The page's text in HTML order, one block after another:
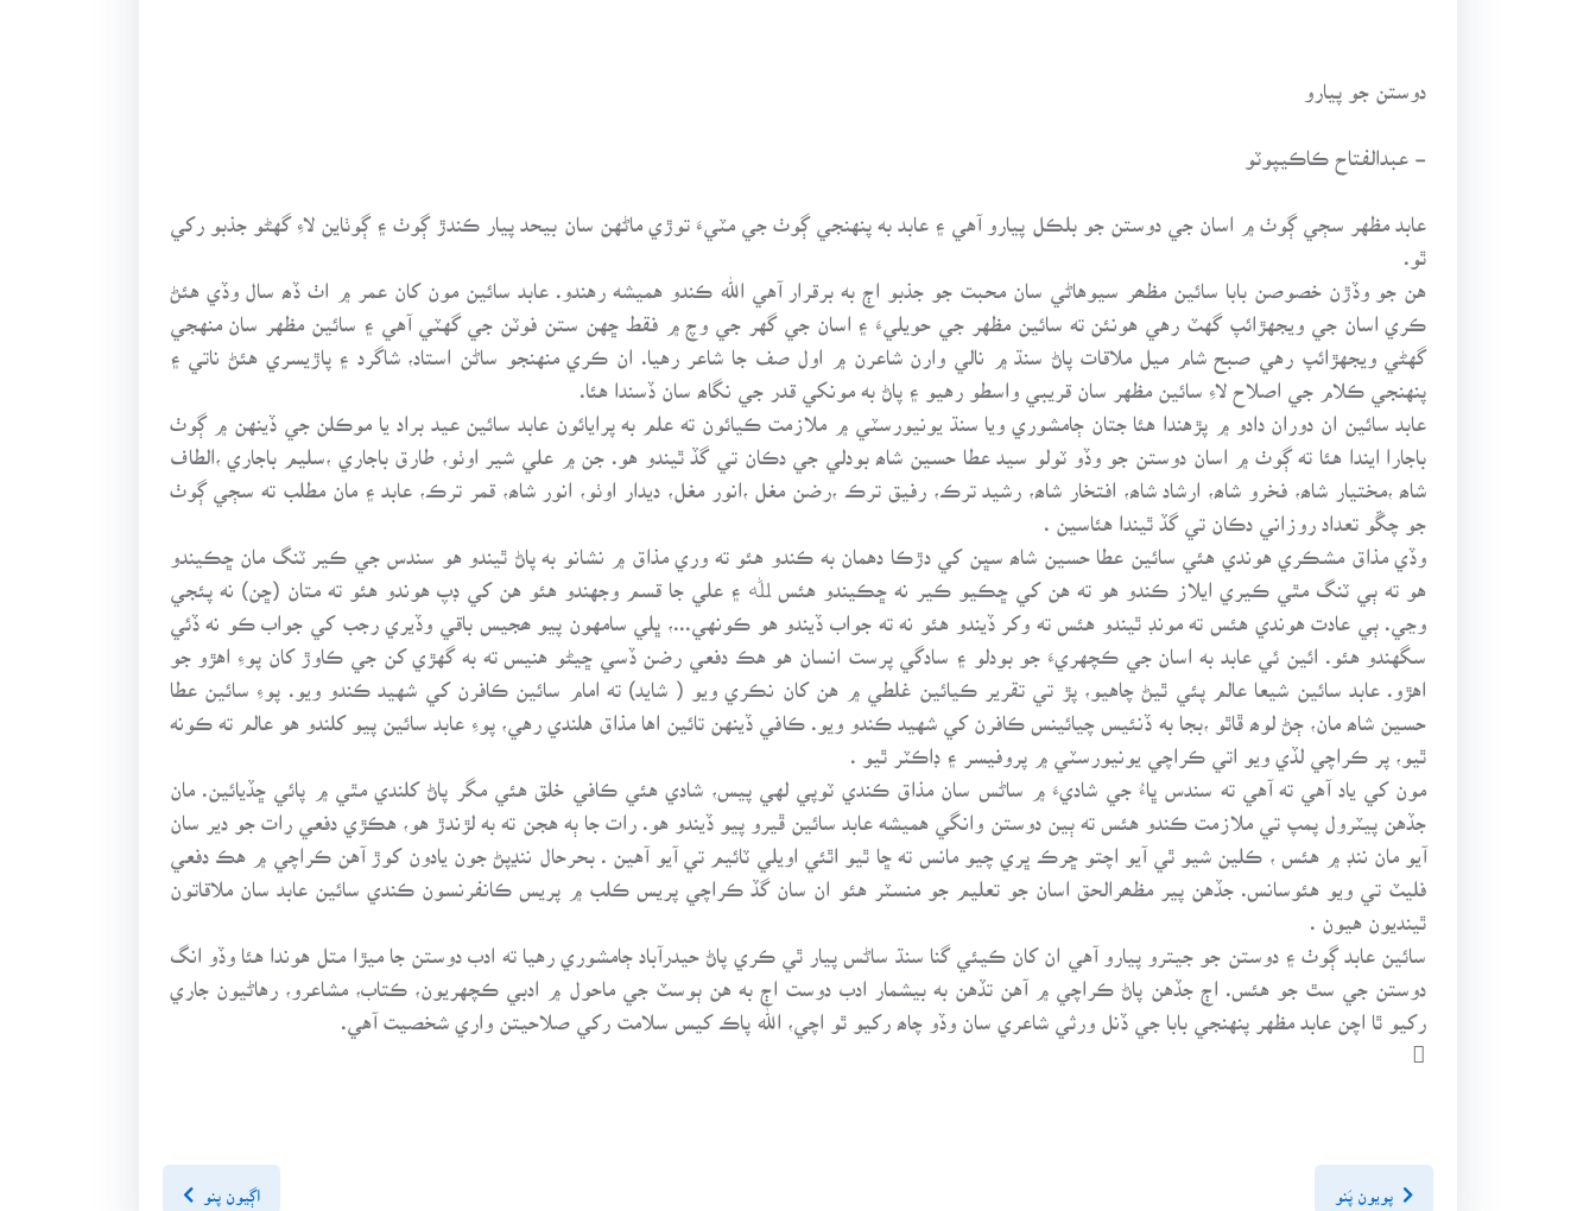
دوستن جو پيارو
- عبدالفتاح ڪاڪيپوٽو
عابد مظهر سڄي ڳوٺ ۾ اسان جي دوستن جو بلڪل پيارو آهي ۽ عابد به پنهنجي ڳوٺ جي مٽيءَ توڙي ماڻهن سان بيحد پيار ڪندڙ ڳوٺ ۽ ڳوٺاين لاءِ گهڻو جذبو رکي
ٿو.
هن جو وڏڙن خصوصن بابا سائين مظھر سيوهاڻي سان محبت جو جذبو اڄ به برقرار آهي الله ڪندو هميشه رهندو. عابد سائين مون کان عمر ۾ اٺ ڏھ سال وڏي هئڻ
ڪري اسان جي ويجهڙائپ گهٽ رهي هونئن ته سائين مظهر جي حويليءَ ۽ اسان جي گهر جي وچ ۾ فقط ڇهن ستن فوٽن جي گهٽي آهي ۽ سائين مظهر سان منهجي
گهڻي ويجهڙائپ رهي صبح شام ميل ملاقات پاڻ سنڌ ۾ نالي وارن شاعرن ۾ اول صف جا شاعر رهيا. ان ڪري منهنجو ساڻن استاد، شاگرد ۽ پاڙيسري هئڻ ناتي ۽
پنهنجي ڪلام جي اصلاح لاءِ سائين مظهر سان قريبي واسطو رهيو ۽ پاڻ به مونکي قدر جي نگاھ سان ڏسندا هئا.
عابد سائين ان دوران دادو ۾ پڙهندا هئا جتان ڄامشوري ويا سنڌ يونيورسٽي ۾ ملازمت ڪيائون ته علم به پرايائون عابد سائين عيد براد يا موڪلن جي ڏينهن ۾ ڳوٺ
باجارا ايندا هئا ته ڳوٺ ۾ اسان دوستن جو وڏو ٽولو سيد عطا حسين شاھ بودلي جي دڪان تي گڏ ٿيندو هو. جن ۾ علي شير اوٺو، طارق باجاري ،سليم باجاري ،الطاف
شاھ ،مختيار شاھ، فخرو شاھ، ارشاد شاھ، افتخار شاھ، رشيد ترڪ، رفيق ترڪ ،رضن مغل ،انور مغل، ديدار اوٺو، انور شاھ، قمر ترڪ، عابد ۽ مان مطلب ته سڄي ڳوٺ
جو چڱو تعداد روزاني دڪان تي گڏ ٿيندا هئاسين .
وڏي مذاق مشڪري هوندي هئي سائين عطا حسين شاھ سڀن کي دڙڪا دهمان به ڪندو هئو ته وري مذاق ۾ نشانو به پاڻ ٿيندو هو سندس جي ڪير ٽنگ مان ڇڪيندو
هو ته ٻي ٽنگ مٿي ڪيري ايلاز ڪندو هو ته هن کي ڇڪيو ڪير نه ڇڪيندو هئس ﷲ ۽ علي جا قسم وجهندو هئو هن کي ڊپ هوندو هئو ته متان (ڇن) نه پئجي
وڃي. ٻي عادت هوندي هئس ته مونڊ ٿيندو هئس ته وکر ڏيندو هئو نه ته جواب ڏيندو هو ڪونهي...، ڀلي سامهون پيو ھجيس باقي وڏيري رجب کي جواب ڪو نه ڏئي
سگهندو هئو. ائين ئي عابد به اسان جي ڪچهريءَ جو بودلو ۽ سادگي پرست انسان هو هڪ دفعي رضن ڏسي ڇيڻو هنيس ته به گهڙي کن جي ڪاوڙ کان پوءِ اهڙو جو
اهڙو. عابد سائين شيعا عالم پئي ٿيڻ چاهيو، پڙ تي تقرير ڪيائين غلطي ۾ هن کان نڪري ويو ( شايد) ته امام سائين ڪافرن کي شهيد ڪندو ويو. پوءِ سائين عطا
حسين شاھ مان، ڄڻ لوھ ڦاٿو ،بجا به ڏنئيس چيائينس ڪافرن کي شهيد ڪندو ويو. ڪافي ڏينهن تائين اها مذاق هلندي رهي، پوءِ عابد سائين پيو کلندو هو عالم ته ڪونه
ٿيو، پر ڪراچي لڏي ويو اتي ڪراچي يونيورسٽي ۾ پروفيسر ۽ ڊاڪٽر ٿيو .
مون کي ياد آهي ته آهي ته سندس ڀاءُ جي شاديءَ ۾ ساڻس سان مذاق ڪندي ٽوپي لهي پيس، شادي هئي ڪافي خلق هئي مگر پاڻ کلندي مٿي ۾ پائي ڇڏيائين. مان
جڏهن پيٽرول پمپ تي ملازمت ڪندو هئس ته ٻين دوستن وانگي هميشه عابد سائين ڦيرو پيو ڏيندو هو. رات جا ٻه هجن ته به لڙندڙ هو، هڪڙي دفعي رات جو دير سان
آيو مان ننڊ ۾ هئس ، ڪلين شيو ٿي آيو اچتو ڇرڪ ڀري چيو مانس ته ڇا ٿيو اٿئي اويلي ٽائيم تي آيو آهين . بحرحال ننڍپڻ جون يادون کوڙ آهن ڪراچي ۾ هڪ دفعي
فليٽ تي ويو هئوسانس. جڏهن پير مظھرالحق اسان جو تعليم جو منسٽر هئو ان سان گڏ ڪراچي پريس ڪلب ۾ پريس ڪانفرنسون ڪندي سائين عابد سان ملاقاتون
ٿينديون هيون .
سائين عابد ڳوٺ ۽ دوستن جو جيترو پيارو آهي ان کان ڪيئي گنا سنڌ ساڻس پيار ٿي ڪري پاڻ حيدرآباد ڄامشوري رهيا ته ادب دوستن جا ميڙا متل هوندا هئا وڏو انگ
دوستن جي سٿ جو هئس. اڄ جڏهن پاڻ ڪراچي ۾ آهن تڏهن به بيشمار ادب دوست اڄ به هن ٻوسٽ جي ماحول ۾ ادبي ڪچهريون، ڪتاب، مشاعرو، رهاڻيون جاري
رکيو ٿا اچن عابد مظهر پنهنجي بابا جي ڏنل ورثي شاعري سان وڏو چاھ رکيو ٿو اچي، الله پاڪ کيس سلامت رکي صلاحيتن واري شخصيت آهي.

پويون پَنو اڳيون پنو